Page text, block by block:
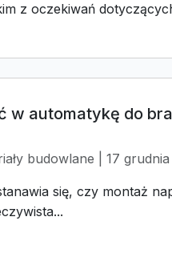
z oczekiwań
w automatykę do
budowlane | 17
się, czy montaż